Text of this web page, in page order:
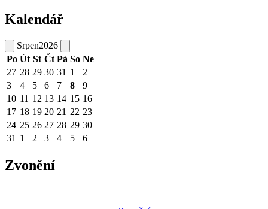
Kalendář
Srpen2026
Po Út St Čt Pá So Ne
27 28 29 30 31 1
2
3
4 5 6 7 8
9
10 11 12 13 14 15 16
17 18 19 20 21 22 23
24 25 26 27 28 29 30
31 1 2 3 4 5 6
Zvonění